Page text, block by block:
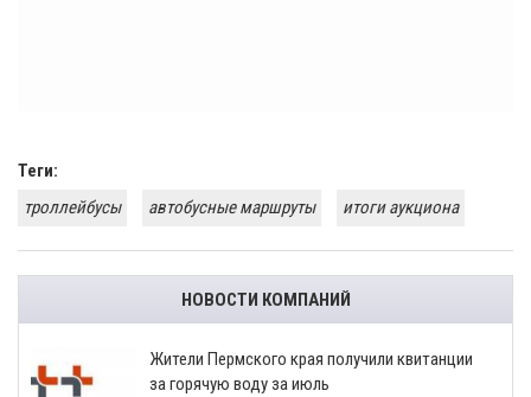
Теги:
троллейбусы
автобусные маршруты итоги аукциона
НОВОСТИ КОМПАНИЙ
​Жители Пермского края получили квитанции
за горячую воду за июль